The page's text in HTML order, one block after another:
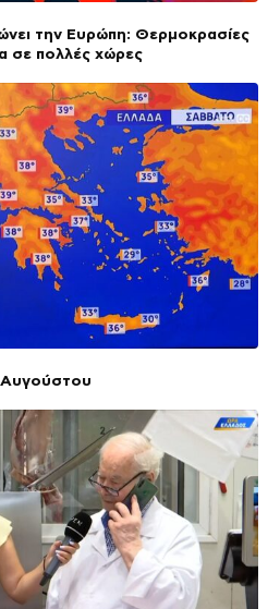
την Ευρώπη: Θερμοκρασίες
σε πολλές χώρες